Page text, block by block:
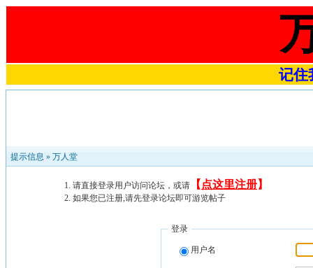
记住
提示信息 » 万人堂
请直接登录用户访问论坛，或请 【 点这里注册】
如果您已注册,请先登录论坛即可游览帖子
登录
用户名